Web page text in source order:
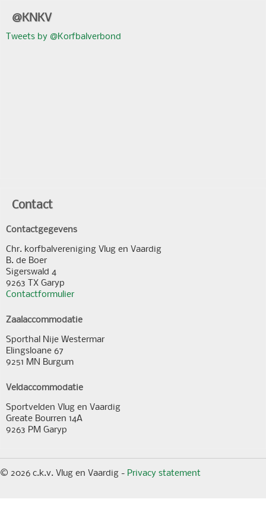
@KNKV
Tweets by @Korfbalverbond
Contact
Contactgegevens
Chr. korfbalvereniging Vlug en Vaardig
B. de Boer
Sigerswald 4
9263 TX Garyp
Contactformulier
Zaalaccommodatie
Sporthal Nije Westermar
Elingsloane 67
9251 MN Burgum
Veldaccommodatie
Sportvelden Vlug en Vaardig
Greate Bourren 14A
9263 PM Garyp
© 2026 c.k.v. Vlug en Vaardig - Privacy statement